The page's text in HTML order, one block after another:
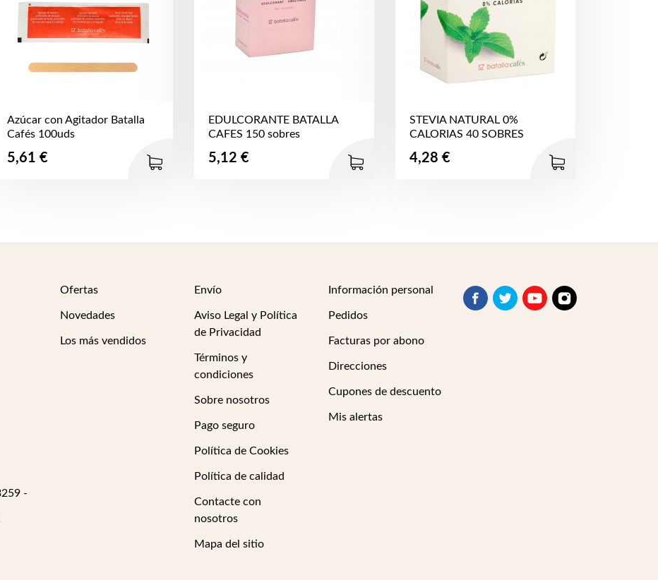
Azúcar con Agitador Batalla
Cafés 100uds
Precio
5,61 €
EDULCORANTE BATALLA
CAFES 150 sobres
Precio
5,12 €
STEVIA NATURAL 0%
CALORIAS 40 SOBRES
Precio
4,28 €
-
Ofertas
Novedades
Los más vendidos
Envío
Aviso Legal y Política
de Privacidad
Términos y
condiciones
Sobre nosotros
Pago seguro
Política de Cookies
Política de calidad
Contacte con
nosotros
Mapa del sitio
Información personal
Pedidos
Facturas por abono
Direcciones
Cupones de descuento
Mis alertas